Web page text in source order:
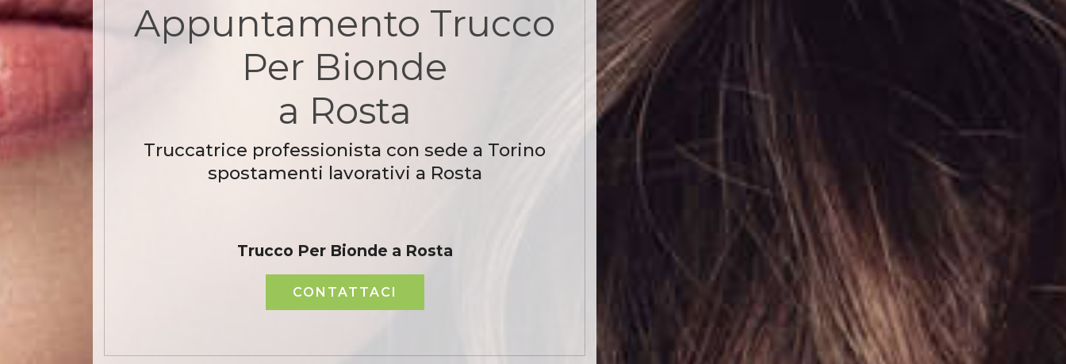
Appuntamento Trucco
Per Bionde
a Rosta
Truccatrice professionista con sede a Torino
spostamenti lavorativi a Rosta
Trucco Per Bionde a Rosta
CONTATTACI